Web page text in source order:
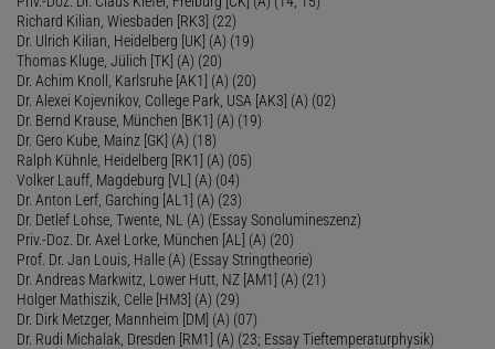
Richard Kilian, Wiesbaden [RK3] (22)
Dr. Ulrich Kilian, Heidelberg [UK] (A) (19)
Thomas Kluge, Jülich [TK] (A) (20)
Dr. Achim Knoll, Karlsruhe [AK1] (A) (20)
Dr. Alexei Kojevnikov, College Park, USA [AK3] (A) (02)
Dr. Bernd Krause, München [BK1] (A) (19)
Dr. Gero Kube, Mainz [GK] (A) (18)
Ralph Kühnle, Heidelberg [RK1] (A) (05)
Volker Lauff, Magdeburg [VL] (A) (04)
Dr. Anton Lerf, Garching [AL1] (A) (23)
Dr. Detlef Lohse, Twente, NL (A) (Essay Sonolumineszenz)
Priv.-Doz. Dr. Axel Lorke, München [AL] (A) (20)
Prof. Dr. Jan Louis, Halle (A) (Essay Stringtheorie)
Dr. Andreas Markwitz, Lower Hutt, NZ [AM1] (A) (21)
Holger Mathiszik, Celle [HM3] (A) (29)
Dr. Dirk Metzger, Mannheim [DM] (A) (07)
Dr. Rudi Michalak, Dresden [RM1] (A) (23; Essay Tieftemperaturphysik)